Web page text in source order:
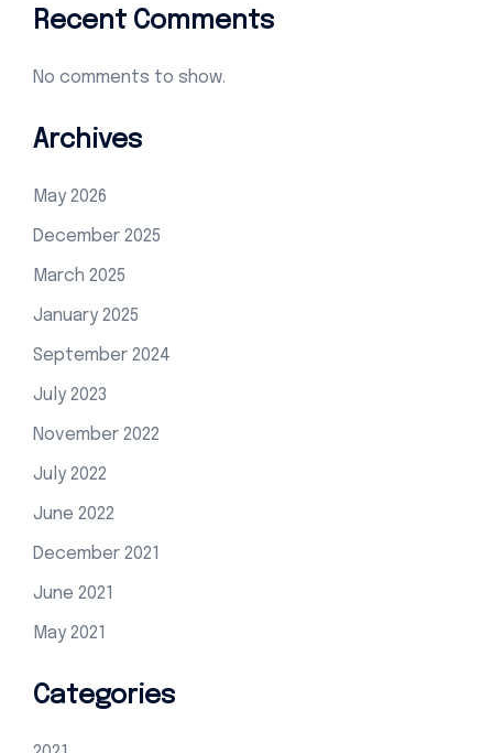
Recent Comments
No comments to show.
Archives
May 2026
December 2025
March 2025
January 2025
September 2024
July 2023
November 2022
July 2022
June 2022
December 2021
June 2021
May 2021
Categories